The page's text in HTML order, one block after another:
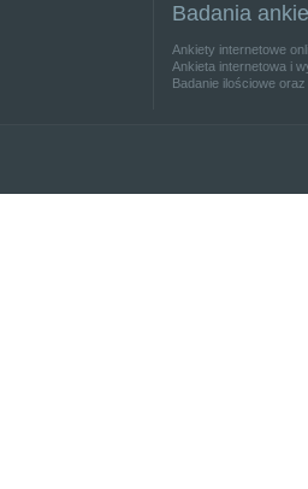
Badania
Ankiety internetowe
Ankieta internetowa i
Badanie ilościowe